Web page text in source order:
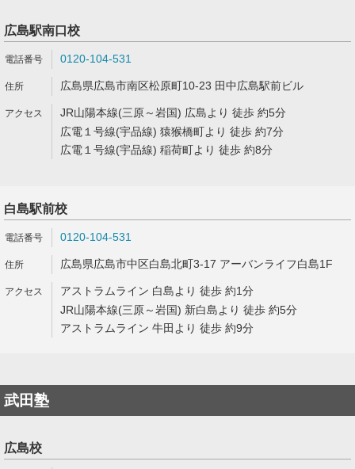
広島駅南口校
0120-104-531
広島県広島市南区松原町10-23 田中広島駅前ビル
JR山陽本線(三原～岩国) 広島より 徒歩 約5分
広電１号線(宇品線) 猿猴橋町より 徒歩 約7分
広電１号線(宇品線) 稲荷町より 徒歩 約8分
白島駅前校
0120-104-531
広島県広島市中区白島北町3-17 アーバンライフ白島1F
アストラムライン 白島より 徒歩 約1分
JR山陽本線(三原～岩国) 新白島より 徒歩 約5分
アストラムライン 牛田より 徒歩 約9分
武田塾
広島校